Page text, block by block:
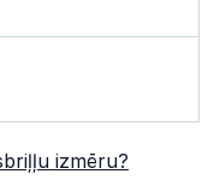
izmēru?